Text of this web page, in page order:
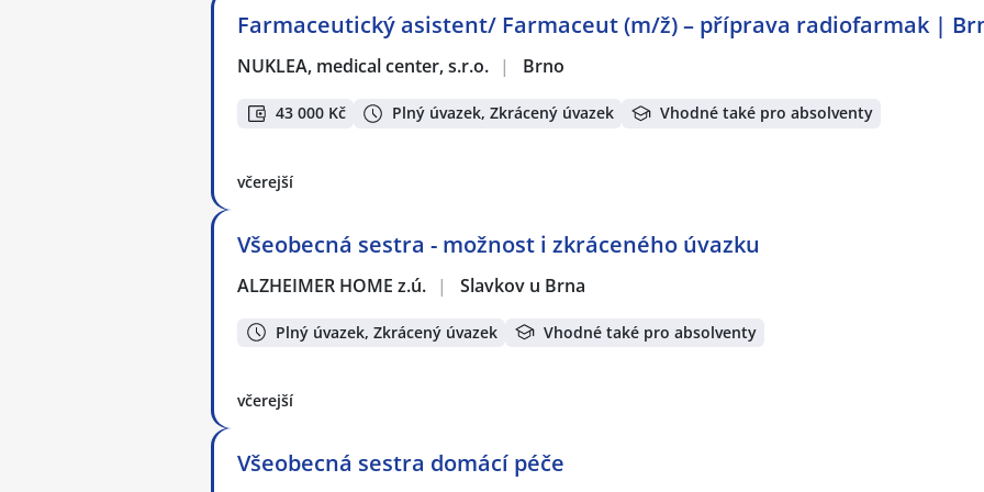
Farmaceutický asistent/ Farmaceut (m/ž) – příprava radiofarmak |
NUKLEA, medical center, s.r.o. | Brno
43 000 Kč Plný úvazek, Zkrácený úvazek Vhodné také pro absolventy
včerejší
Všeobecná sestra - možnost i zkráceného úvazku
ALZHEIMER HOME z.ú. | Slavkov u Brna
Plný úvazek, Zkrácený úvazek Vhodné také pro absolventy
včerejší
Všeobecná sestra domácí péče